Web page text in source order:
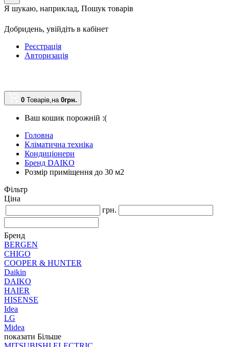
Я шукаю, наприклад, Пошук товарів
Добридень, увійдіть в кабінет
Реєстрація
Авторизація
0 Товарів,на 0грн.
Ваш кошик порожній :(
Головна
Кліматична техніка
Кондиціонери
Бренд DAIKO
Розмір приміщення до 30 м2
Фільтр
Ціна
грн.
Бренд
BERGEN
CHIGO
COOPER & HUNTER
Daikin
DAIKO
HAIER
HISENSE
Idea
LG
Midea
показати Більше